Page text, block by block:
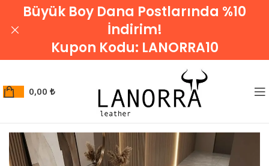
0,00 ₺
Büyük Boy Dana Postlarında %10
İndirim!
Kupon Kodu: LANORRA10